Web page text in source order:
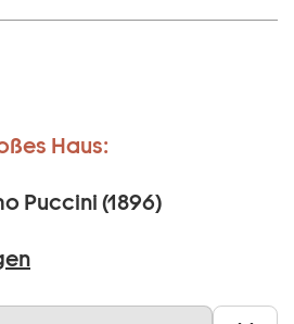
Haus:
Puccini (1896)